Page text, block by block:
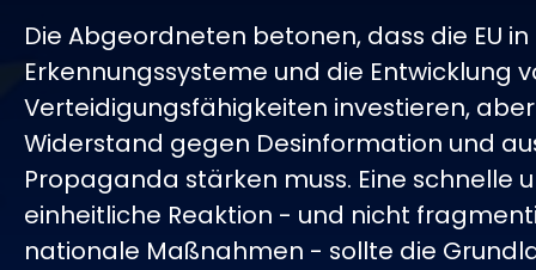
Die Abgeordneten betonen, dass die EU
Erkennungssysteme und die Entwicklung
Verteidigungsfähigkeiten investieren,
Widerstand gegen Desinformation und
Propaganda stärken muss. Eine schnelle
einheitliche Reaktion - und nicht
nationale Maßnahmen - sollte die